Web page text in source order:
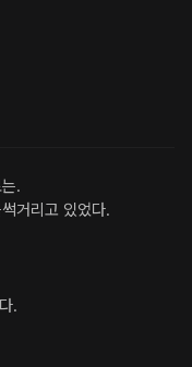
.
거리고 있었다.
.